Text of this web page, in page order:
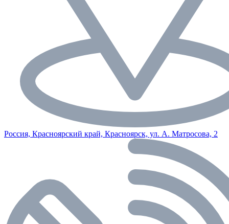
Россия, Красноярский край, Красноярск, ул. А. Матросова, 2